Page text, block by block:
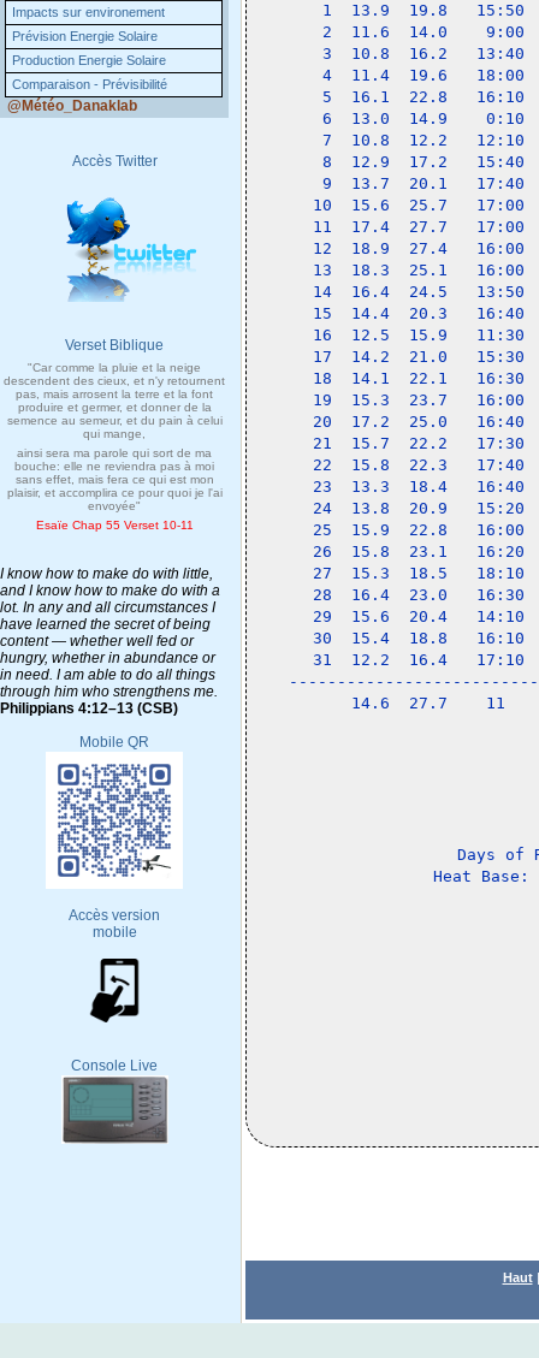
Impacts sur environement
Prévision Energie Solaire
Production Energie Solaire
Comparaison - Prévisibilité
@Météo_Danaklab
Accès Twitter
Verset Biblique
"Car comme la pluie et la neige
descendent des cieux, et n'y retournent
pas, mais arrosent la terre et la font
produire et germer, et donner de la
semence au semeur, et du pain à celui
qui mange,
ainsi sera ma parole qui sort de ma
bouche: elle ne reviendra pas à moi
sans effet, mais fera ce qui est mon
plaisir, et accomplira ce pour quoi je l'ai
envoyée"
Esaïe Chap 55 Verset 10-11
I know how to make do with little,
and I know how to make do with a
lot. In any and all circumstances I
have learned the secret of being
content — whether well fed or
hungry, whether in abundance or
in need. I am able to do all things
through him who strengthens me.
Philippians 4:12–13 (CSB)
Mobile QR
Accès version
mobile
Console Live
1  13.9  19.8
2  11.6  14.0    9:00
3  10.8  16.2
4  11.4  19.6
5  16.1  22.8
6  13.0  14.9    0:10
7  10.8  12.2
8  12.9  17.2
9  13.7  20.1
10  15.6  25.7
11  17.4  27.7
12  18.9  27.4
13  18.3  25.1
14  16.4  24.5
15  14.4  20.3   16:40
16  12.5  15.9
17  14.2  21.0
18  14.1  22.1
19  15.3  23.7
20  17.2  25.0
21  15.7  22.2
22  15.8  22.3
23  13.3  18.4
24  13.8  20.9
25  15.9  22.8
26  15.8  23.1
27  15.3  18.5
28  16.4  23.0
29  15.6  20.4
30  15.4  18.8   16:10
31  12.2  16.4
14.6  27.7    11
Days of
Haut